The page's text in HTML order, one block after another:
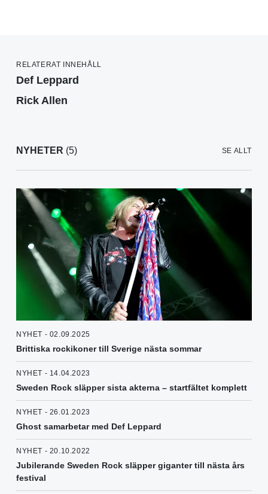
RELATERAT INNEHÅLL
Def Leppard
Rick Allen
NYHETER (5) SE ALLT
NYHET - 02.09.2025
Brittiska rockikoner till Sverige nästa sommar
NYHET - 14.04.2023
Sweden Rock släpper sista akterna – startfältet komplett
NYHET - 26.01.2023
Ghost samarbetar med Def Leppard
NYHET - 20.10.2022
Jubilerande Sweden Rock släpper giganter till nästa års
festival